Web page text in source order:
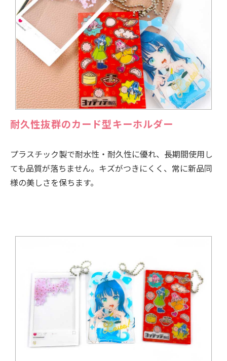
耐久性抜群のカード型キーホルダー
プラスチック製で耐水性・耐久性に優れ、長期間使用し
ても品質が落ちません。キズがつきにくく、常に新品同
様の美しさを保ちます。